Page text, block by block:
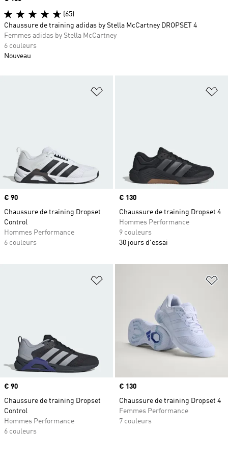
Ajouter à la Liste de produits
Prix
€ 90
Chaussure de training Dropset
Control
Hommes Performance
6 couleurs
Prix
€ 130
Chaussure de training Dropset 4
Hommes Performance
9 couleurs
30 jours d'essai
Ajouter à la Liste de produits
Prix
€ 90
Chaussure de training Dropset
Control
Hommes Performance
6 couleurs
Prix
€ 130
Chaussure de training Dropset 4
Femmes Performance
7 couleurs
(65)
Chaussure de training adidas by Stella McCartney DROPSET 4
Femmes adidas by Stella McCartney
6 couleurs
Nouveau